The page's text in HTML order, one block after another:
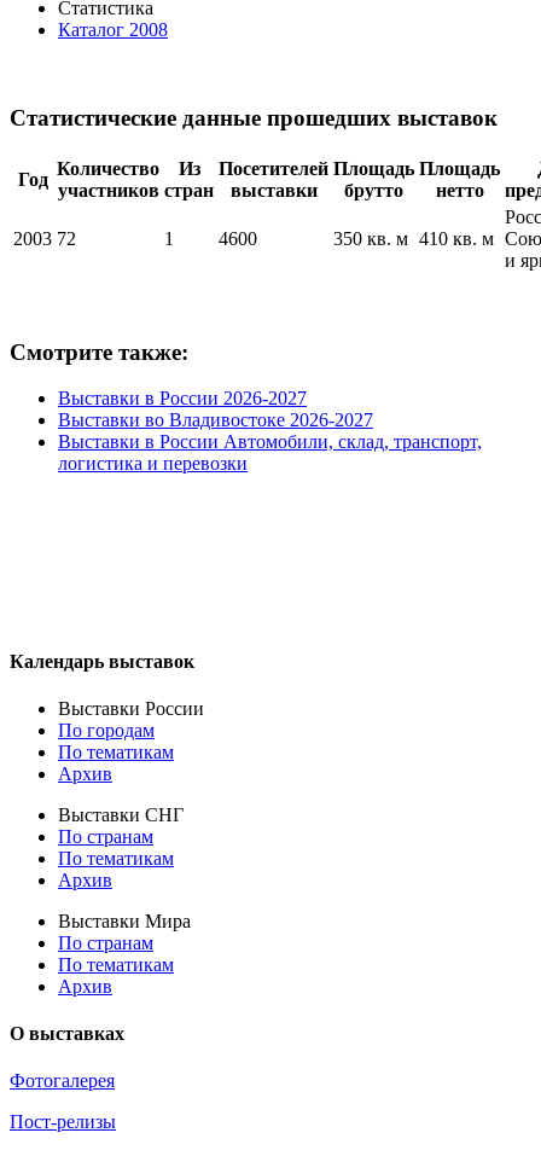
Статистика
Каталог 2008
Статистические данные прошедших выставок
Год
Количество
участников
Из
стран
Посетителей
выставки
Площадь
брутто
Площадь
нетто
2003 72 1 4600 350 кв. м 410 кв. м
и
Смотрите также:
Выставки в России 2026-2027
Выставки во Владивостоке 2026-2027
Выставки в России Автомобили, склад, транспорт,
логистика и перевозки
Календарь выставок
Выставки России
По городам
По тематикам
Архив
Выставки СНГ
По странам
По тематикам
Архив
Выставки Мира
По странам
По тематикам
Архив
О выставках
Фотогалерея
Пост-релизы